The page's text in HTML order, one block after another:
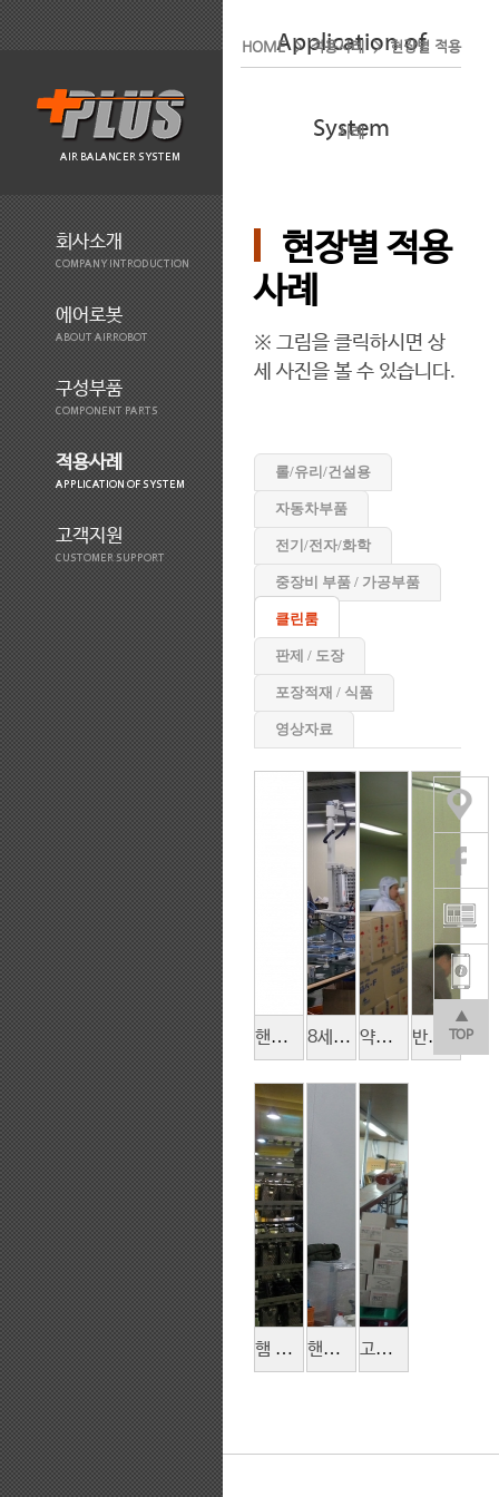
AIR BALANCER SYSTEM
회사소개
COMPANY INTRODUCTION
에어로봇
ABOUT AIRROBOT
구성부품
COMPONENT PARTS
적용사례
APPLICATION OF SYSTEM
고객지원
CUSTOMER SUPPORT
▲
TOP
Application of
System
HOME > 적용사례 > 현장별 적용
사례
현장별 적용
사례
※ 그림을 클릭하시면 상
세 사진을 볼 수 있습니다.
롤/유리/건설용
자동차부품
전기/전자/화학
중장비 부품 / 가공부품
클린룸
판제 / 도장
포장적재 / 식품
영상자료
핸드폰 액정 진공증착 로봇 AS용 수동윈치 8세대 LCD Glass 수직-수평 이재기 약품 포장박스 적재 반도체 장비 수리용 이동형 호이스트
햄 제조 라인 핸드폰 액정 진공증착 로봇 AS용 체인블럭 설비 고추장 양념 투입 공정